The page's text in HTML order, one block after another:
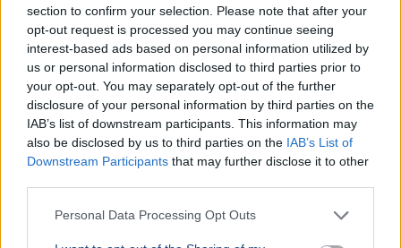
section to confirm your selection. Please note that after your
opt-out request is processed you may continue seeing
interest-based ads based on personal information utilized by
us or personal information disclosed to third parties prior to
your opt-out. You may separately opt-out of the further
disclosure of your personal information by third parties on the
IAB’s list of downstream participants. This information may
also be disclosed by us to third parties on the IAB’s List of
Downstream Participants that may further disclose it to other
Personal Data Processing Opt Outs
Magyarország Németország Szerbia Történelem Kultúra
A szerbiai Borban ismét megrongálták Radnóti Miklós
szobrát, a vajdasági Magyar Nemzeti Tanács
feljelentést tett az ügyben. Bővebben...
Németország